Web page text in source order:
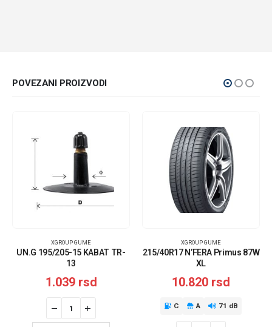
POVEZANI PROIZVODI
XGROUP GUME
UN.G 195/205-15 KABAT TR-
13
1.039 rsd
XGROUP GUME
215/40R17 N’FERA Primus 87W
XL
10.820 rsd
C A 71 dB